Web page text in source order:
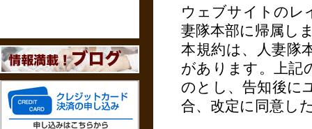
ウェブサイトのレ
妻隊本部に帰属し
本規約は、人妻隊
があります。上記
のとし、告知後に
合、改定に同意し